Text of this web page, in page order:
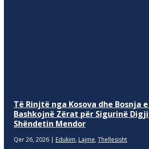
Të Rinjtë nga Kosova dhe Bosnja
Bashkojnë Zërat për Sigurinë
Shëndetin Mendor
Qer 26, 2026 | Edukim, Lajme, Thellesisht